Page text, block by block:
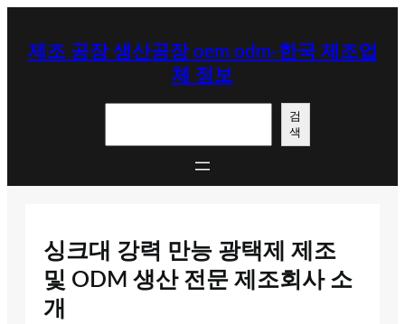
제조 공장 생산공장 oem odm-한국 제조업
체 정보
검
색
싱크대 강력 만능 광택제 제조
및 ODM 생산 전문 제조회사 소
개